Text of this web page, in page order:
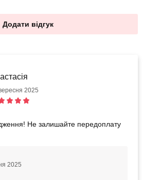
Додати відгук
2025
Не залишайте передоплату
2025